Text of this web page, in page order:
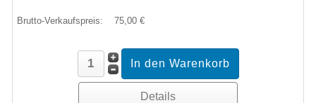
Brutto-Verkaufspreis: 75,00 €
Details